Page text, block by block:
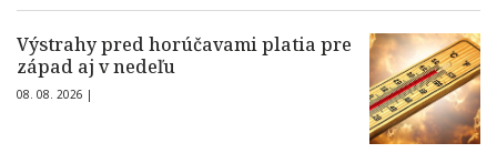
Výstrahy pred horúčavami platia pre
západ aj v nedeľu
08. 08. 2026 |